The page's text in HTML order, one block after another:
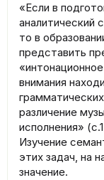
«Если в
аналитический
то в
представить
внимания
различение
исполнения»
Изучение
этих задач, на
значение.